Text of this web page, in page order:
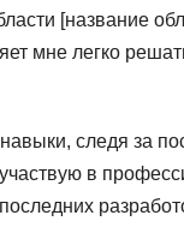
[название
мне легко
следя за
в